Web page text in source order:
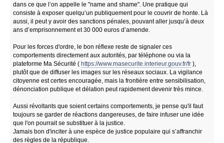
dans ce que l’on appelle le "name and shame". Une pratique qui
consiste à exposer quelqu’un publiquement pour le couvrir de honte. Là
aussi, il peut y avoir des sanctions pénales, pouvant aller jusqu’à deux
ans d’emprisonnement et 30 000 euros d’amende.
Pour les forces d'ordre, le bon réflexe reste de signaler ces
comportements directement aux autorités, par téléphone ou via la
plateforme Ma Sécurité (https://www.masecurite.interieur.gouv.fr/fr ),
plutôt que de diffuser les images sur les réseaux sociaux. La vigilance
citoyenne est certes encouragée, mais la frontière entre sensibilisation,
dénonciation publique et délation peut rapidement devenir très mince.
Aussi révoltants que soient certains comportements, je pense qu'il faut
toujours se garder de réactions dangereuses, de faire infuser une idée
que l'on pourrait se substituer à la justice.
Jamais bon d'inciter à une espèce de justice populaire qui s’affranchir
des règles de la république.